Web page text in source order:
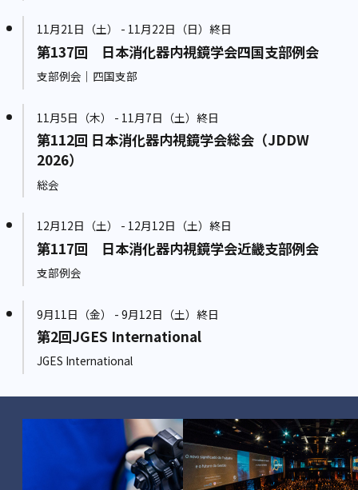
11月21日（土） - 11月22日（日）終日
第137回 日本消化器内視鏡学会四国支部例会
支部例会｜四国支部
11月5日（木） - 11月7日（土）終日
第112回 日本消化器内視鏡学会総会（JDDW
2026）
総会
12月12日（土） - 12月12日（土）終日
第117回 日本消化器内視鏡学会近畿支部例会
支部例会
9月11日（金） - 9月12日（土）終日
第2回JGES International
JGES International